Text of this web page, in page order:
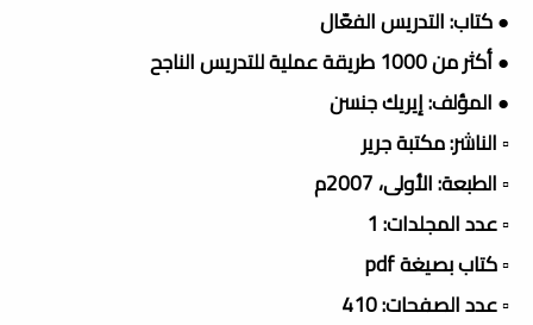
● كتاب: التدريس الفعّال
● أكثر من 1000 طريقة عملية للتدريس الناجح
● المؤلف: إيريك جنسن
▫️ الناشر: مكتبة جرير
▫️ الطبعة: الأولى، 2007م
▫️ عدد المجلدات: 1
▫️ كتاب بصيغة pdf
▫️ عدد الصفحات: 410